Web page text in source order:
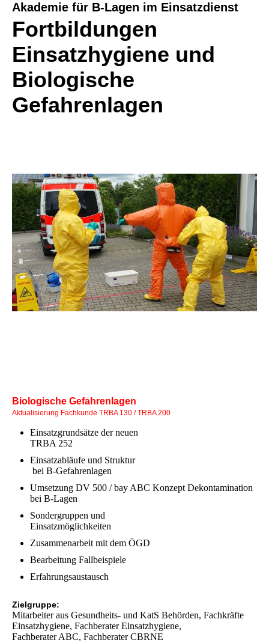
Akademie für B-Lagen im Einsatzdienst
Fortbildungen
Einsatzhygiene und
Biologische
Gefahrenlagen
Biologische Gefahrenlagen
Aktualisierung Fachkunde TRBA 130 / TRBA 200
Einsatzgrundsätze der neuen
TRBA 252
Einsatzabläufe und Struktur
bei B-Gefahrenlagen
Umsetzung DV 500 / bay ABC Konzept Dekontamination
bei B-Lagen
Sondergruppen und
Einsatzmöglichkeiten
Zusammenarbeit mit dem ÖGD
Bearbeitung Fallbeispiele
Erfahrungsaustausch
Zielgruppe:
Mitarbeiter aus Gesundheits- und KatS Behörden, Fachkräfte
Einsatzhygiene, Fachberater Einsatzhygiene,
Fachberater ABC, Fachberater CBRNE